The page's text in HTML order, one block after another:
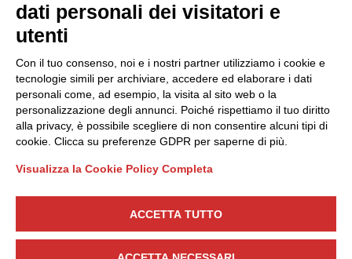
Scopri il Polo
Partner
Finanziamenti e bandi
Internazionalizzazione
News & Eventi
Privacy
Seguici
CONTATTACI
dati personali dei visitatori e
utenti
Con il tuo consenso, noi e i nostri partner utilizziamo i cookie e
tecnologie simili per archiviare, accedere ed elaborare i dati
personali come, ad esempio, la visita al sito web o la
personalizzazione degli annunci. Poiché rispettiamo il tuo diritto
alla privacy, è possibile scegliere di non consentire alcuni tipi di
cookie. Clicca su preferenze GDPR per saperne di più.
Visualizza la Cookie Policy Completa
ACCETTA TUTTO